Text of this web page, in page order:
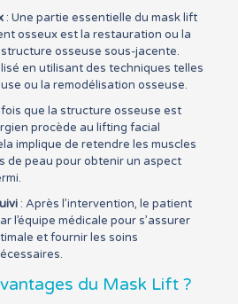
: Une partie essentielle du mask lift
osseux est la restauration ou la
osseuse sous-jacente.
en utilisant des techniques telles
ou la remodélisation osseuse.
que la structure osseuse est
procède au lifting facial
implique de retendre les muscles
de peau pour obtenir un aspect
: Après l’intervention, le patient
l’équipe médicale pour s’assurer
et fournir les soins
du Mask Lift ?